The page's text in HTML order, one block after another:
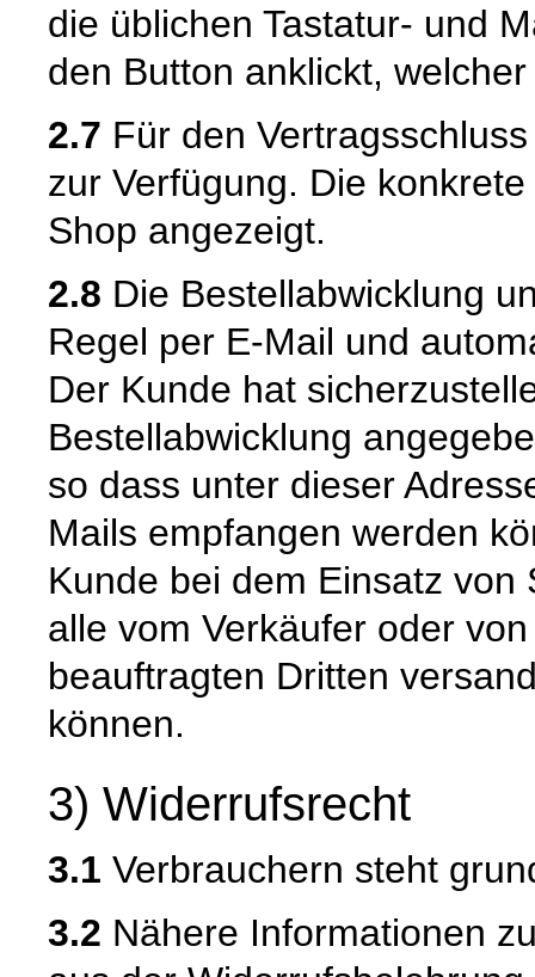
die üblichen Tastatur- und
den Button anklickt,
2.7 Für den
zur Verfügung. Die
Shop angezeigt.
2.8 Die Bestellabwicklung
Regel per E-Mail und
Der Kunde hat
Bestellabwicklung
so dass unter dieser
Mails empfangen werden
Kunde bei dem Einsatz
alle vom Verkäufer oder
beauftragten Dritten
können.
3) Widerrufsrecht
3.1 Verbrauchern steht
3.2 Nähere Informationen